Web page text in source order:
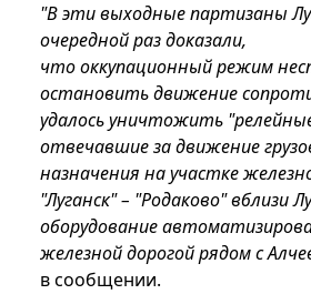
"В эти выходные партизаны
очередной раз доказали,
что оккупационный режим
остановить движение
удалось уничтожить
отвечавшие за движение
назначения на участке
"Луганск" – "Родаково" вблизи
оборудование
железной дорогой рядом с
в сообщении.